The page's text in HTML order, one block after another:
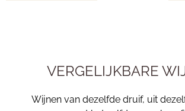
VERGELIJKBARE
Wijnen van dezelfde druif, uit